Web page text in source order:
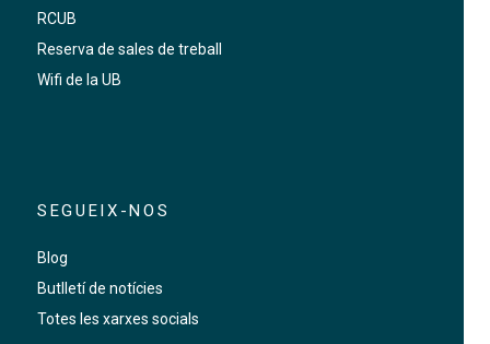
RCUB
Reserva de sales de treball
Wifi de la UB
SEGUEIX-NOS
Blog
Butlletí de notícies
Totes les xarxes socials